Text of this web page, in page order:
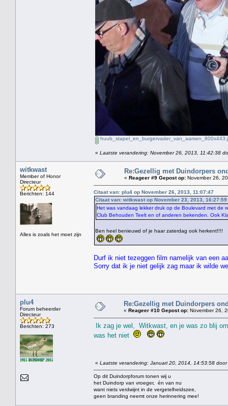
« Laatste verandering: November 26, 2013, 11:42:38
witkwast
Member of Honor
Directeur
Berichten: 144
Alles is zoals het moet zijn
Re:Gezellig met Duindorpers
« Reageer #9 Gepost op: November 26,
Citaat van: plu4 op November 26, 2013, 11:07:47
Citaat van: witkwast op November 23, 2013, 16:27:59
Het was vandaag lekker druk op de Boulevard met de
Club Behouden Teelt en of anderen bekenden. Ook
Ben heel benieuwd of je haar zaterdag ook herkent!!!!
Durf ik niet tezeggen film namelijk van een
Sorry dat ik je niet gelijk zag maar ik wilde
plu4
Forum beheerder
Directeur
Berichten: 273
Re:Gezellig met Duindorpers
« Reageer #10 Gepost op: November 26,
Ik zag je wel, Witkwast, en je was zo blij
was het niet
« Laatste verandering: Januari 20, 2014, 14:53:58 door
Op dit Duindorpforum tonen wij u
het Duindorp van vroeger, én van nu
want niets verdwijnt in de vergetelheidszee,
geen branding neemt onze herinnering mee!